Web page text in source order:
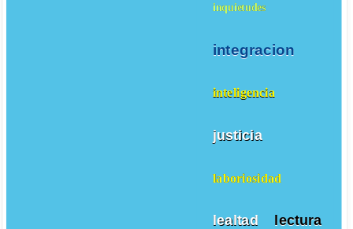
inquietudes
integracion
inteligencia
justicia
laboriosidad
lealtad lectura